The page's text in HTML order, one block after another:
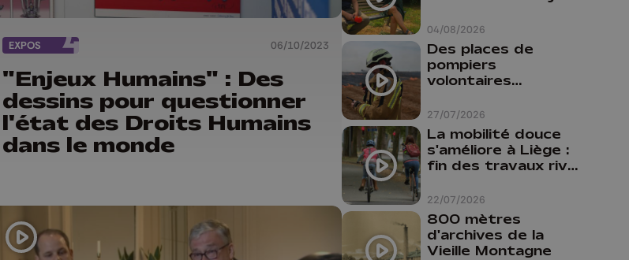
EXPOS 06/10/2023
"Enjeux Humains" : Des
dessins pour questionner
l'état des Droits Humains
dans le monde
04/08/2026
comme prof que
comme
pharmacienne"
27/07/2026
Des places de
pompiers
volontaires
province de Liège :
"Un citoyen qui
n'est formé ne
peut pas nous
aider"
22/07/2026
La mobilité douce
s'améliore à Liège :
fin des travaux rive
cyclo-piétonnes
Avroy et
Guillemins...
800 mètres
d'archives de la
Vieille Montagne